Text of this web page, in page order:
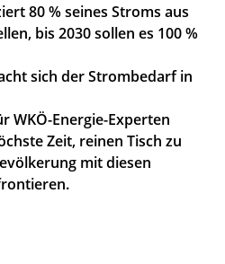
80 % seines Stroms aus
bis 2030 sollen es 100 %
sich der Strombedarf in
WKÖ-Energie-Experten
Zeit, reinen Tisch zu
mit diesen